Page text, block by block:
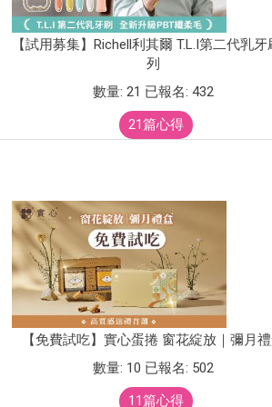
【試用募集】Richell利其爾 T.L.I第二代乳牙
列
數量: 21 已報名: 432
21篇心得
【免費試吃】實心蛋捲 窗花綻放｜彌月
數量: 10 已報名: 502
11篇心得